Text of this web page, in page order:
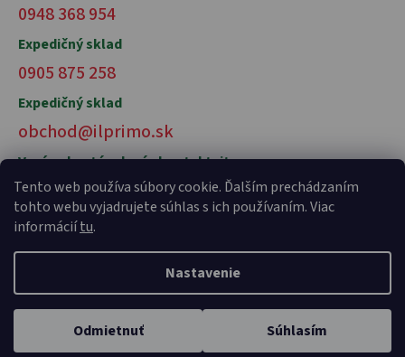
Tento web používa súbory cookie. Ďalším prechádzaním
tohto webu vyjadrujete súhlas s ich používaním. Viac
informáciítu.
Nastavenie
Odmietnuť Súhlasím
0948 368 954
Expedičný sklad
0905 875 258
Expedičný sklad
obchod@ilprimo.sk
V prípade otázok nás kontaktujte
Vytvoril Shoptet Premium a
Adatelier
Copyright 2026il primo talianske potraviny. Všetky práva